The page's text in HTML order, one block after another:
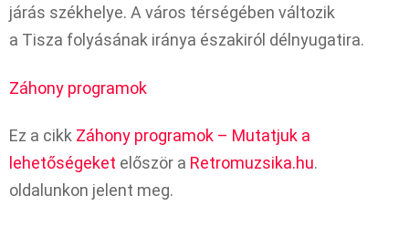
járás székhelye. A város térségében változik
a Tisza folyásának iránya északiról délnyugatira.
Záhony programok
Ez a cikk Záhony programok – Mutatjuk a
lehetőségeket először a Retromuzsika.hu.
oldalunkon jelent meg.